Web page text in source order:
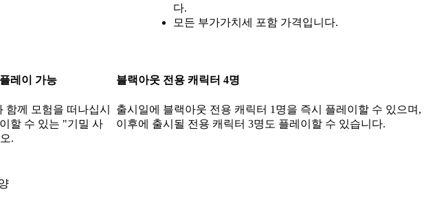
다.
모든 부가가치세 포함 가격입니다.
레이 가능
께 모험을 떠나십시
할 수 있는 "기밀 사
.
블랙아웃 전용 캐릭터 4명
출시일에 블랙아웃 전용 캐릭터 1명을 즉시 플레이할 수 있으며,
이후에 출시될 전용 캐릭터 3명도 플레이할 수 있습니다.